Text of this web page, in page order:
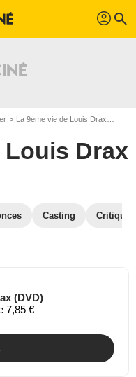
profil search
La 9ème vie de Louis Drax
Louis Drax
Casting
(DVD)
7,85 €